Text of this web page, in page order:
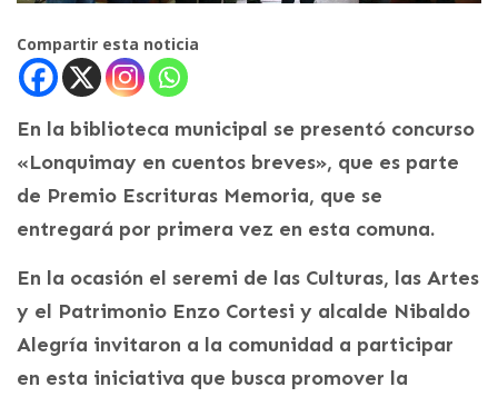
Compartir esta noticia
En la biblioteca municipal se presentó concurso
«Lonquimay en cuentos breves», que es parte
de Premio Escrituras Memoria, que se
entregará por primera vez en esta comuna.
En la ocasión el seremi de las Culturas, las Artes
y el Patrimonio Enzo Cortesi y alcalde Nibaldo
Alegría invitaron a la comunidad a participar
en esta iniciativa que busca promover la